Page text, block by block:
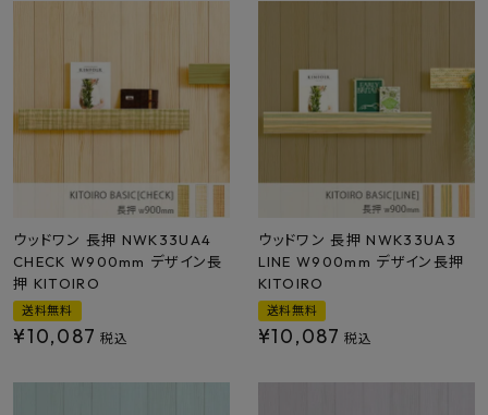
メルマガ登録
特定商取引法について
プライバシーポリシー
ウッドワン 長押 NWK33UA4
CHECK W900mm デザイン長
押 KITOIRO
送料無料
¥10,087 税込
ウッドワン 長押 NWK33UA3
LINE W900mm デザイン長押
KITOIRO
送料無料
¥10,087 税込